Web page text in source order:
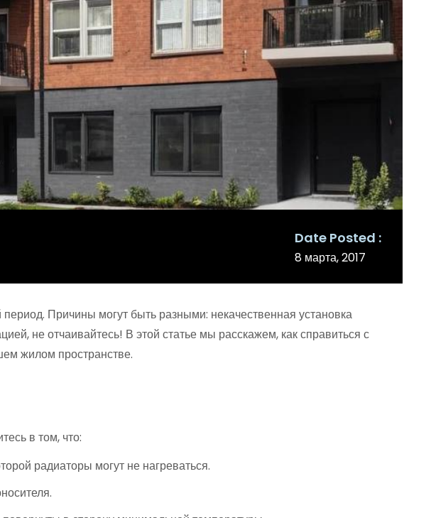
Date Posted
8 марта, 2017
Причины могут быть разными: некачественная установка
не отчаивайтесь! В этой статье мы расскажем, как справиться с
жилом пространстве.
в том, что:
радиаторы могут не нагреваться.